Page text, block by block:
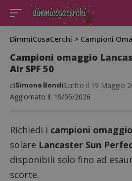
DimmiCosaCerchi > Campioni
Campioni omaggio
Air SPF 50
Aggiornato il: 19/05/2026
diSimona BondiScritto il 19 Maggio
Richiedi i campioni omaggio
solare Lancaster Sun
disponibili solo fino ad
scorte.